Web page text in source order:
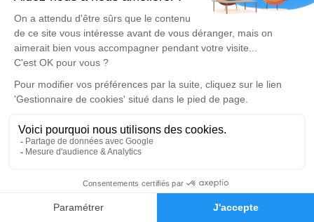
Faire-part Hommages
d'expression dédié à honorer la mémoire de Robert
CAZÉ.
Un service de plantation d’arbre hommage est
disponible ici.
Je rends hommage
Cérémonie religieuse
Église Saint Célerin d'Hectomare
27110 Hectomare